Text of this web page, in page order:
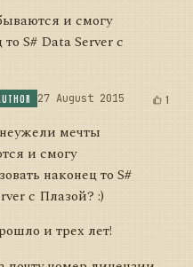
и смогу
S# Data Server c
27 August 2015 1
мечты
и смогу
наконец то S#
c Плазой? :)
и трех лет!